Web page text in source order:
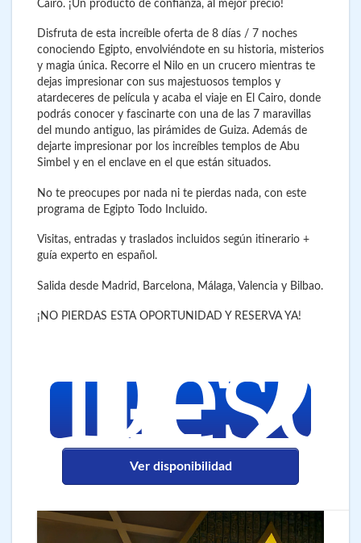
Cairo. ¡Un producto de confianza, al mejor precio!
Disfruta de esta increíble oferta de 8 días / 7 noches
conociendo Egipto, envolviéndote en su historia, misterios
y magia única. Recorre el Nilo en un crucero mientras te
dejas impresionar con sus majestuosos templos y
atardeceres de película y acaba el viaje en El Cairo, donde
podrás conocer y fascinarte con una de las 7 maravillas
del mundo antiguo, las pirámides de Guiza. Además de
dejarte impresionar por los increíbles templos de Abu
Simbel y en el enclave en el que están situados.
No te preocupes por nada ni te pierdas nada, con este
programa de Egipto Todo Incluido.
Visitas, entradas y traslados incluidos según itinerario +
guía experto en español.
Salida desde Madrid, Barcelona, Málaga, Valencia y Bilbao.
¡NO PIERDAS ESTA OPORTUNIDAD Y RESERVA YA!
€
Ver disponibilidad